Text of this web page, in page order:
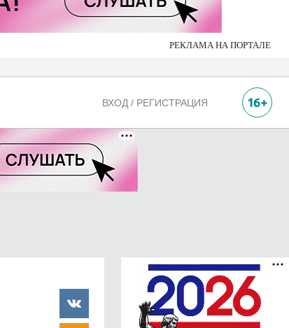
РЕКЛАМА НА ПОРТАЛЕ
ВХОД / РЕГИСТРАЦИЯ